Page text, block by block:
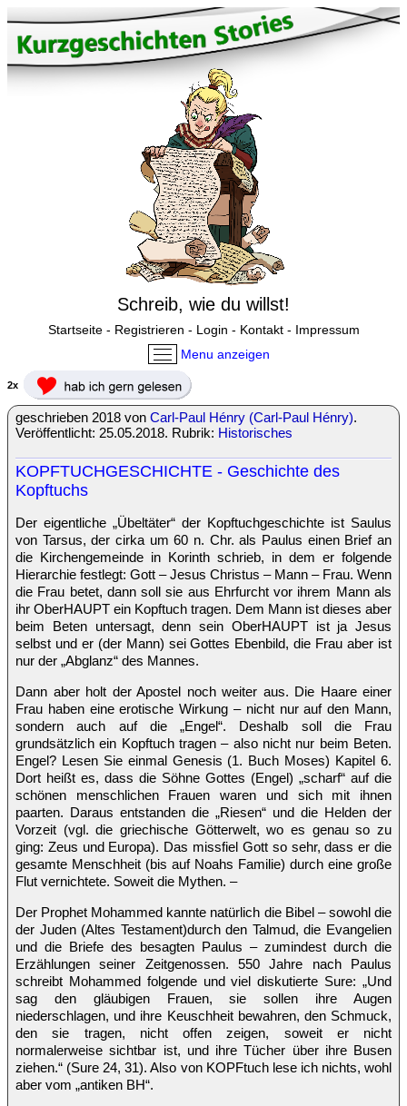
Schreib, wie du willst!
Startseite- Registrieren - Login - Kontakt- Impressum
Menu anzeigen
2x
geschrieben 2018 von Carl-Paul Hénry (Carl-Paul Hénry).
Veröffentlicht: 25.05.2018. Rubrik: Historisches
KOPFTUCHGESCHICHTE - Geschichte des
Kopftuchs
Der eigentliche „Übeltäter“ der Kopftuchgeschichte ist Saulus
von Tarsus, der cirka um 60 n. Chr. als Paulus einen Brief an
die Kirchengemeinde in Korinth schrieb, in dem er folgende
Hierarchie festlegt: Gott – Jesus Christus – Mann – Frau. Wenn
die Frau betet, dann soll sie aus Ehrfurcht vor ihrem Mann als
ihr OberHAUPT ein Kopftuch tragen. Dem Mann ist dieses aber
beim Beten untersagt, denn sein OberHAUPT ist ja Jesus
selbst und er (der Mann) sei Gottes Ebenbild, die Frau aber ist
nur der „Abglanz“ des Mannes.
Dann aber holt der Apostel noch weiter aus. Die Haare einer
Frau haben eine erotische Wirkung – nicht nur auf den Mann,
sondern auch auf die „Engel“. Deshalb soll die Frau
grundsätzlich ein Kopftuch tragen – also nicht nur beim Beten.
Engel? Lesen Sie einmal Genesis (1. Buch Moses) Kapitel 6.
Dort heißt es, dass die Söhne Gottes (Engel) „scharf“ auf die
schönen menschlichen Frauen waren und sich mit ihnen
paarten. Daraus entstanden die „Riesen“ und die Helden der
Vorzeit (vgl. die griechische Götterwelt, wo es genau so zu
ging: Zeus und Europa). Das missfiel Gott so sehr, dass er die
gesamte Menschheit (bis auf Noahs Familie) durch eine große
Flut vernichtete. Soweit die Mythen. –
Der Prophet Mohammed kannte natürlich die Bibel – sowohl die
der Juden (Altes Testament)durch den Talmud, die Evangelien
und die Briefe des besagten Paulus – zumindest durch die
Erzählungen seiner Zeitgenossen. 550 Jahre nach Paulus
schreibt Mohammed folgende und viel diskutierte Sure: „Und
sag den gläubigen Frauen, sie sollen ihre Augen
niederschlagen, und ihre Keuschheit bewahren, den Schmuck,
den sie tragen, nicht offen zeigen, soweit er nicht
normalerweise sichtbar ist, und ihre Tücher über ihre Busen
ziehen.“ (Sure 24, 31). Also von KOPFtuch lese ich nichts, wohl
aber vom „antiken BH“.